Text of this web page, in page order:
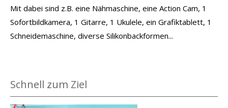
Mit dabei sind z.B. eine Nähmaschine, eine Action Cam, 1
Sofortbildkamera, 1 Gitarre, 1 Ukulele, ein Grafiktablett, 1
Schneidemaschine, diverse Silikonbackformen...
Schnell zum Ziel